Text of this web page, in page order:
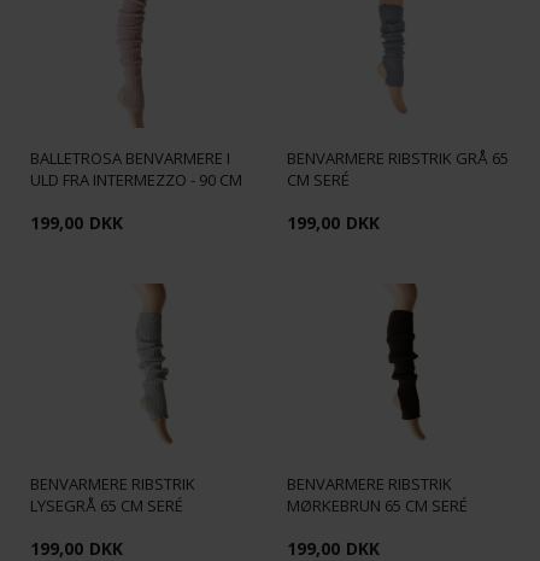
BALLETROSA BENVARMERE I
ULD FRA INTERMEZZO - 90 CM
199,00 DKK
BENVARMERE RIBSTRIK GRÅ 65
CM SERÉ
199,00 DKK
BENVARMERE RIBSTRIK
LYSEGRÅ 65 CM SERÉ
199,00 DKK
BENVARMERE RIBSTRIK
MØRKEBRUN 65 CM SERÉ
199,00 DKK